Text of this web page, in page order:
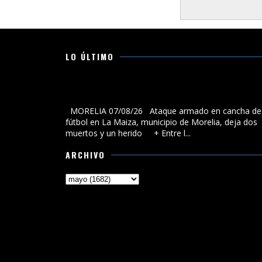
LO ÚLTIMO
MORELIA 07/08/26 Ataque armado en cancha de
fútbol en La Maiza, municipio de Morelia, deja dos
muertos y un herido + Entre l...
ARCHIVO